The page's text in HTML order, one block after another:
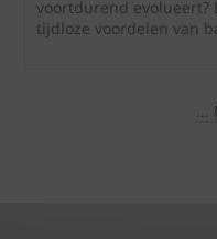
voortdurend evolueert?
tijdloze voordelen van
...